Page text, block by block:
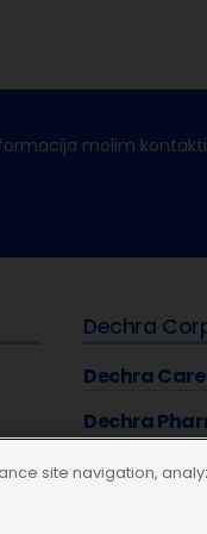
molim
Dechra
Dechra
Dechra
site navigation,